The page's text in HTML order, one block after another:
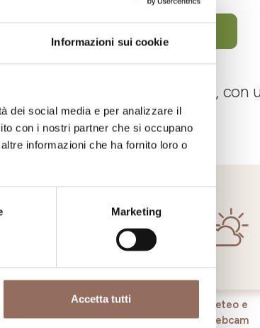
Informazioni sui cookie
dei social media e per analizzare il
con i nostri partner che si occupano
informazioni che ha fornito loro o
Marketing
Accetta tutti
di Langhe Monferrato Roero, con
Servizi
Meteo e
Webcam